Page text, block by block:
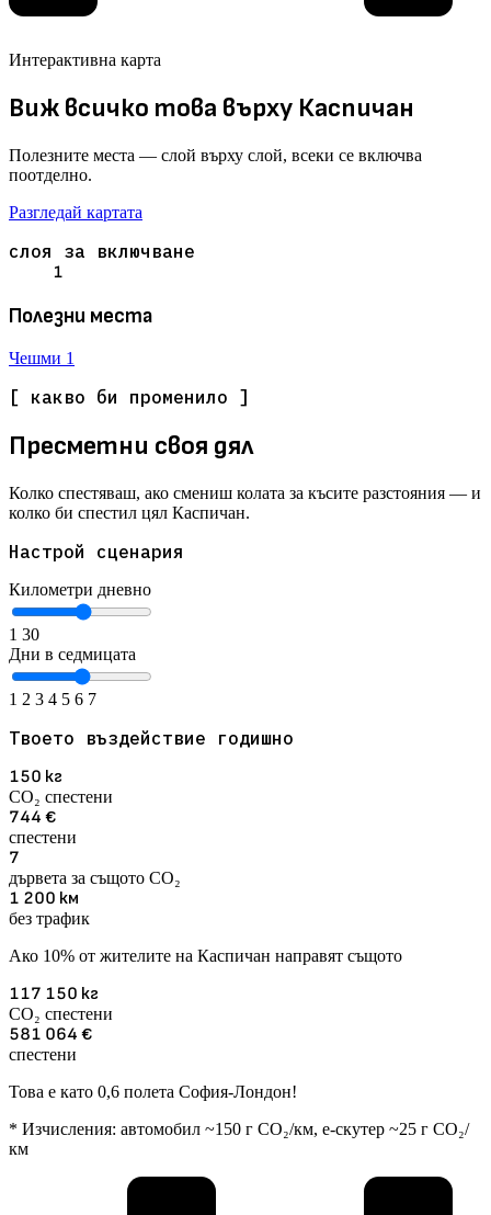
Интерактивна карта
Виж всичко това върху Каспичан
Полезните места — слой върху слой, всеки се включва
поотделно.
Разгледай картата
слоя за включване
1
Полезни места
Чешми 1
[ какво би променило ]
Пресметни своя дял
Колко спестяваш, ако смениш колата за късите разстояния — и
колко би спестил цял Каспичан.
Настрой сценария
Километри дневно
1 30
Дни в седмицата
1 2 3 4 5 6 7
Твоето въздействие годишно
150 кг
CO₂ спестени
744 €
спестени
7
дървета за същото CO₂
1 200 км
без трафик
Ако 10% от жителите на Каспичан направят същото
117 150 кг
CO₂ спестени
581 064 €
спестени
Това е като 0,6 полета София-Лондон!
* Изчисления: автомобил ~150 г CO₂/км, е-скутер ~25 г CO₂/
км